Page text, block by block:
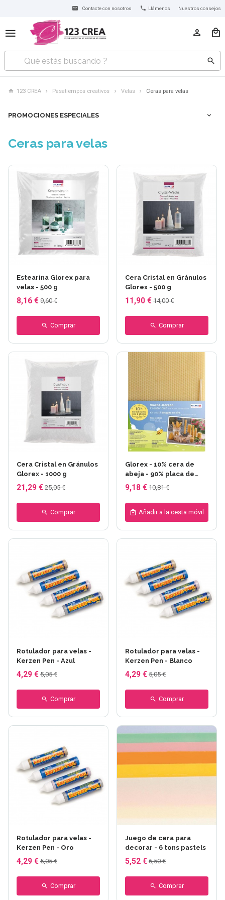
Contacte con nosotros Llámenos Nuestros consejos
123 CREA Pasatiempos creativos Velas Ceras para velas
PROMOCIONES ESPECIALES
Ceras para velas
Estearina Glorex para
velas - 500 g
8,16 € 9,60 €
Comprar
Cera Cristal en Gránulos
Glorex - 500 g
11,90 € 14,00 €
Comprar
Cera Cristal en Gránulos
Glorex - 1000 g
21,29 € 25,05 €
Comprar
Glorex - 10% cera de
abeja - 90% placa de
parafina
9,18 € 10,81 €
Añadir a la cesta móvil
Rotulador para velas -
Kerzen Pen - Azul
4,29 € 5,05 €
Comprar
Rotulador para velas -
Kerzen Pen - Blanco
4,29 € 5,05 €
Comprar
Rotulador para velas -
Kerzen Pen - Oro
4,29 € 5,05 €
Comprar
Juego de cera para
decorar - 6 tons pastels
5,52 € 6,50 €
Comprar